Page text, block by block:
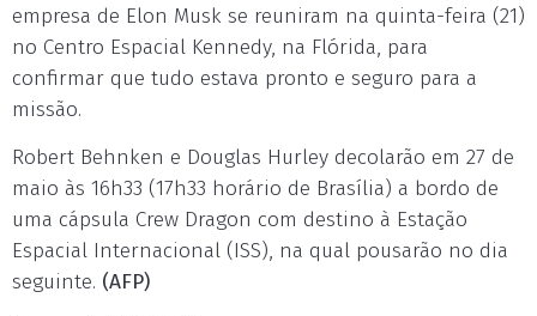
empresa de Elon Musk se reuniram na quinta-feira (21)
no Centro Espacial Kennedy, na Flórida, para
confirmar que tudo estava pronto e seguro para a
missão.
Robert Behnken e Douglas Hurley decolarão em 27 de
maio às 16h33 (17h33 horário de Brasília) a bordo de
uma cápsula Crew Dragon com destino à Estação
Espacial Internacional (ISS), na qual pousarão no dia
seguinte. (AFP)